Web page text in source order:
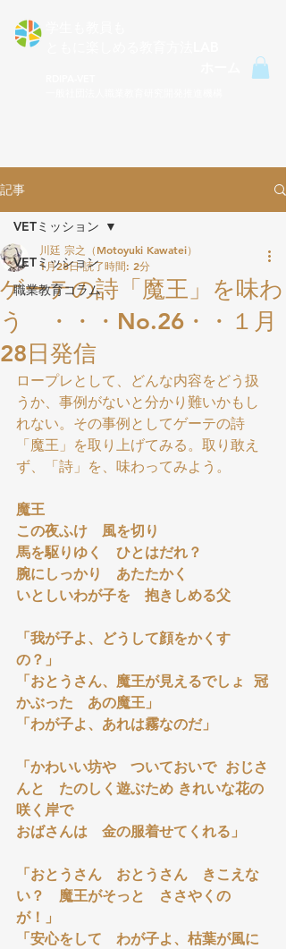
記事
VETミッション
職業教育コラム
VETミッション
ゲーテの詩「魔王」を味わ
う ・・・No.26・・１月
28日発信
川廷 宗之（Motoyuki Kawatei）
1月28日 読了時間: 2分
ロープレとして、どんな内容をどう扱
うか、事例がないと分かり難いかもし
れない。その事例としてゲーテの詩
「魔王」を取り上げてみる。取り敢え
ず、「詩」を、味わってみよう。
魔王
この夜ふけ　風を切り
馬を駆りゆく　ひとはだれ？
腕にしっかり　あたたかく
いとしいわが子を　抱きしめる父
「我が子よ、どうして顔をかくす
の？」
「おとうさん、魔王が見えるでしょ  冠
かぶった　あの魔王」
「わが子よ、あれは霧なのだ」
「かわいい坊や　ついておいで  おじさ
んと　たのしく遊ぶため きれいな花の
咲く岸で
おばさんは　金の服着せてくれる」
「おとうさん　おとうさん　きこえな
い？　魔王がそっと　ささやくの
が！」
「安心をして　わが子よ、枯葉が風に